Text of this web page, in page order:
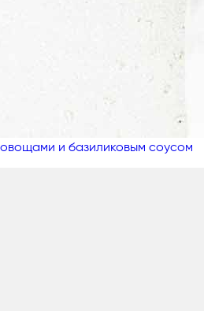
овощами и базиликовым соусом